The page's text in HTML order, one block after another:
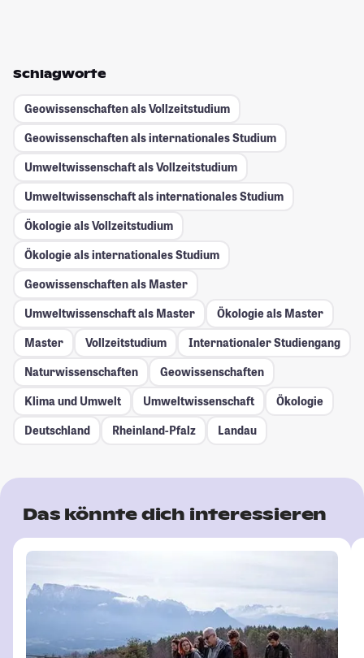
Schlagworte
Geowissenschaften als Vollzeitstudium
Geowissenschaften als internationales Studium
Umweltwissenschaft als Vollzeitstudium
Umweltwissenschaft als internationales Studium
Ökologie als Vollzeitstudium
Ökologie als internationales Studium
Geowissenschaften als Master
Umweltwissenschaft als Master
Ökologie als Master
Master
Vollzeitstudium
Internationaler Studiengang
Naturwissenschaften
Geowissenschaften
Klima und Umwelt
Umweltwissenschaft
Ökologie
Deutschland
Rheinland-Pfalz Landau
Das könnte dich interessieren